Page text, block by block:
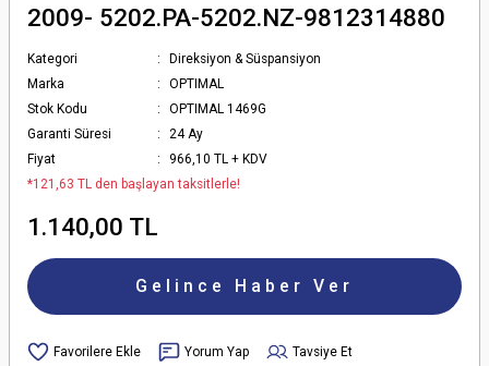
2009- 5202.PA-5202.NZ-9812314880
Kategori
Direksiyon & Süspansiyon
Marka
OPTIMAL
Stok Kodu
OPTIMAL 1469G
Garanti Süresi
24 Ay
Fiyat
966,10 TL + KDV
*121,63 TL den başlayan taksitlerle!
1.140,00 TL
Gelince Haber Ver
Yorum Yap
Tavsiye Et